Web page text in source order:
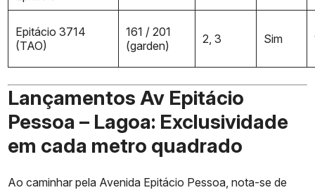
Epitácio 3714
(TAO)
161 / 201
(garden)
2, 3 Sim
Lançamentos Av Epitácio
Pessoa – Lagoa: Exclusividade
em cada metro quadrado
Ao caminhar pela Avenida Epitácio Pessoa, nota-se de